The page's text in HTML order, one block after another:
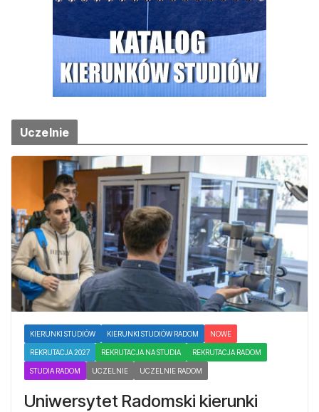
Uczelnie
KIERUNKI STUDIÓW KIERUNKI STUDIÓW RADOM NOWE
REKRUTACJA 2027 REKRUTACJA NA STUDIA REKRUTACJA RADOM
STUDIA RADOM UCZELNIE UCZELNIE RADOM
Uniwersytet Radomski kierunki